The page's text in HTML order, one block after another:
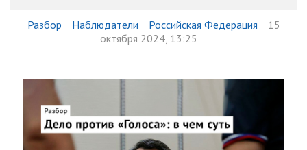
Разбор Наблюдатели Российская Федерация
15
октября 2024, 13:25